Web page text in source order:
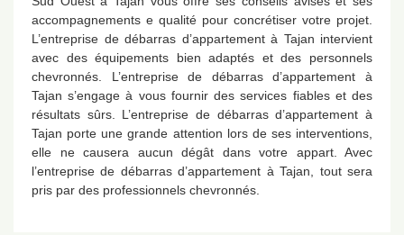
accompagnements e qualité pour concrétiser votre projet.
L’entreprise de débarras d’appartement à Tajan intervient
avec des équipements bien adaptés et des personnels
chevronnés. L’entreprise de débarras d’appartement à
Tajan s’engage à vous fournir des services fiables et des
résultats sûrs. L’entreprise de débarras d’appartement à
Tajan porte une grande attention lors de ses interventions,
elle ne causera aucun dégât dans votre appart. Avec
l’entreprise de débarras d’appartement à Tajan, tout sera
pris par des professionnels chevronnés.